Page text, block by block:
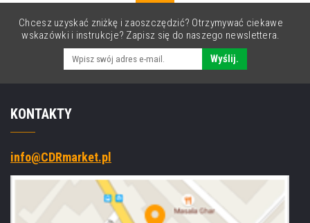
Chcesz uzyskać zniżkę i zaoszczędzić? Otrzymywać ciekawe
wskazówki i instrukcje? Zapisz się do naszego newslettera.
Wyślij.
KONTAKTY
info@CDRmarket.pl